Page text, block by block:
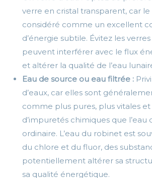
verre en cristal transparent, car le
considéré comme un excellent
d’énergie subtile. Évitez les
peuvent interférer avec le flux
et altérer la qualité de l’eau
Eau de source ou eau filtrée :
d’eaux, car elles sont
comme plus pures, plus vitales
d’impuretés chimiques que l’eau
ordinaire. L’eau du robinet est
du chlore et du fluor, des
potentiellement altérer sa
sa qualité énergétique.